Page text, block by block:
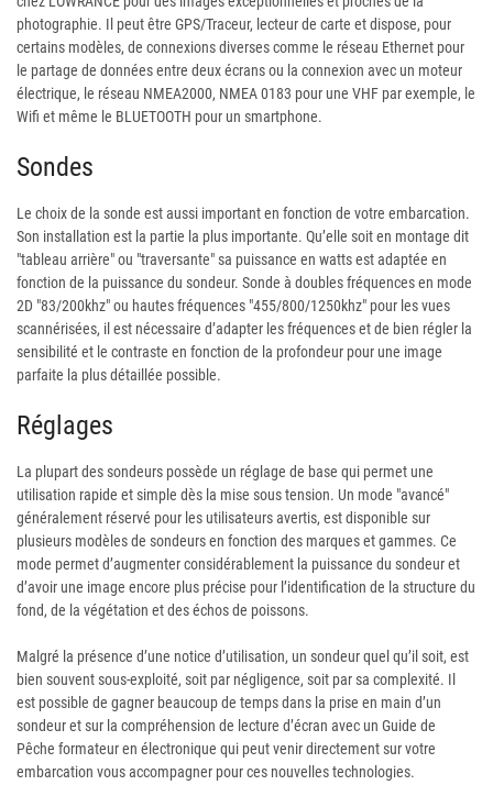
photographie. Il peut être GPS/Traceur, lecteur de carte et dispose, pour
certains modèles, de connexions diverses comme le réseau Ethernet pour
le partage de données entre deux écrans ou la connexion avec un moteur
électrique, le réseau NMEA2000, NMEA 0183 pour une VHF par exemple, le
Wifi et même le BLUETOOTH pour un smartphone.
Sondes
Le choix de la sonde est aussi important en fonction de votre embarcation.
Son installation est la partie la plus importante. Qu’elle soit en montage dit
"tableau arrière" ou "traversante" sa puissance en watts est adaptée en
fonction de la puissance du sondeur. Sonde à doubles fréquences en mode
2D "83/200khz" ou hautes fréquences "455/800/1250khz" pour les vues
scannérisées, il est nécessaire d’adapter les fréquences et de bien régler la
sensibilité et le contraste en fonction de la profondeur pour une image
parfaite la plus détaillée possible.
Réglages
La plupart des sondeurs possède un réglage de base qui permet une
utilisation rapide et simple dès la mise sous tension. Un mode "avancé"
généralement réservé pour les utilisateurs avertis, est disponible sur
plusieurs modèles de sondeurs en fonction des marques et gammes. Ce
mode permet d’augmenter considérablement la puissance du sondeur et
d’avoir une image encore plus précise pour l’identification de la structure du
fond, de la végétation et des échos de poissons.
Malgré la présence d’une notice d’utilisation, un sondeur quel qu’il soit, est
bien souvent sous-exploité, soit par négligence, soit par sa complexité. Il
est possible de gagner beaucoup de temps dans la prise en main d’un
sondeur et sur la compréhension de lecture d’écran avec un Guide de
Pêche formateur en électronique qui peut venir directement sur votre
embarcation vous accompagner pour ces nouvelles technologies.